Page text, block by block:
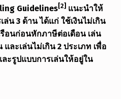
Guidelines [2]แนะนำให้
น 3 ด้าน ได้แก่ ใช้เงินไม่เกิน
รือนก่อนหักภาษีต่อเดือน เล่น
ละเล่นไม่เกิน 2 ประเภท เพื่อ
ะรูปแบบการเล่นให้อยู่ใน